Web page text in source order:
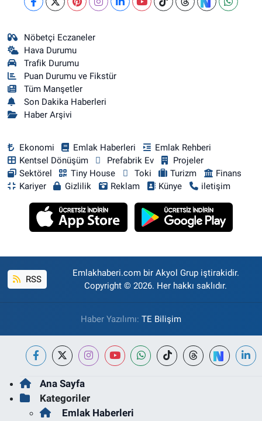
Nöbetçi Eczaneler
Hava Durumu
Trafik Durumu
Puan Durumu ve Fikstür
Tüm Manşetler
Son Dakika Haberleri
Haber Arşivi
Ekonomi Emlak Haberleri
Emlak Rehberi
Kentsel Dönüşüm
Prefabrik Ev
Projeler
Sektörel
Tiny House Toki Turizm
Finans
Kariyer
Gizlilik Reklam Künye iletişim
RSS
Emlakhaberi.com bir Akyol Grup iştirakidir.
Copyright © 2026. Her hakkı saklıdır.
Haber Yazılımı: TE Bilişim
Ana Sayfa
Kategoriler
Emlak Haberleri